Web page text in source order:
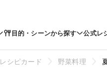
目的・シーンから探す 公式レ
レシピカード 野菜料理